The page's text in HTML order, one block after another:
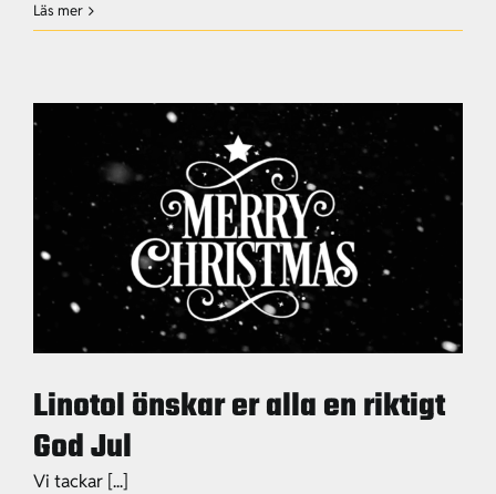
Tretten
för
Läs mer
Linotol önskar er alla en riktigt
God Jul
Vi tackar [...]